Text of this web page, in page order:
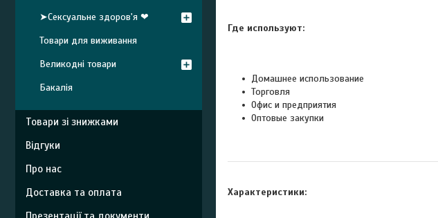
Где используют:
Домашнее использование
Торговля
Офис и предприятия
Оптовые закупки
Характеристики:
➤Сексуальне здоров'я ❤
Товари для виживання
Великодні товари
Бакалія
Товари зі знижками
Відгуки
Про нас
Доставка та оплата